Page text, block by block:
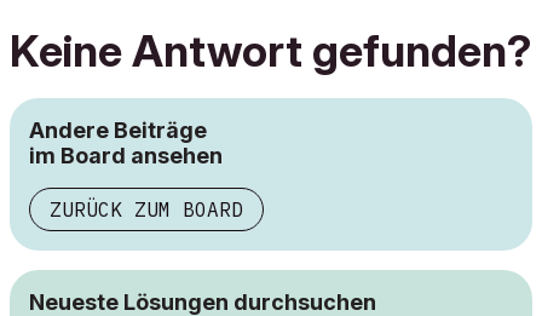
Keine Antwort gefunden?
Andere Beiträge
im Board ansehen
ZURÜCK ZUM BOARD
Neueste Lösungen durchsuchen